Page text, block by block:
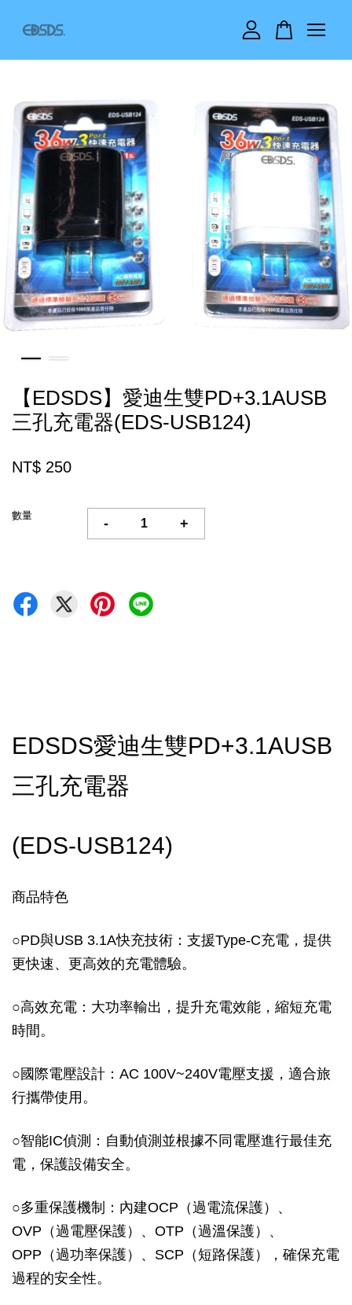
【EDSDS】愛迪生雙PD+3.1AUSB
三孔充電器(EDS-USB124)
NT$ 250
數量
- +
EDSDS愛迪生雙PD+3.1AUSB
三孔充電器
(EDS-USB124)
商品特色
○PD與USB 3.1A快充技術：支援Type-C充電，提供
更快速、更高效的充電體驗。
○高效充電：大功率輸出，提升充電效能，縮短充電
時間。
○ 國際電壓設計：AC 100V~240V電壓支援，適合旅
行攜帶使用。
○智能IC偵測：自動偵測並根據不同電壓進行最佳充
電，保護設備安全。
○多重保護機制：內建OCP（過電流保護）、
OVP（過電壓保護）、OTP（過溫保護）、
OPP（過功率保護）、SCP（短路保護），確保充電
過程的安全性。